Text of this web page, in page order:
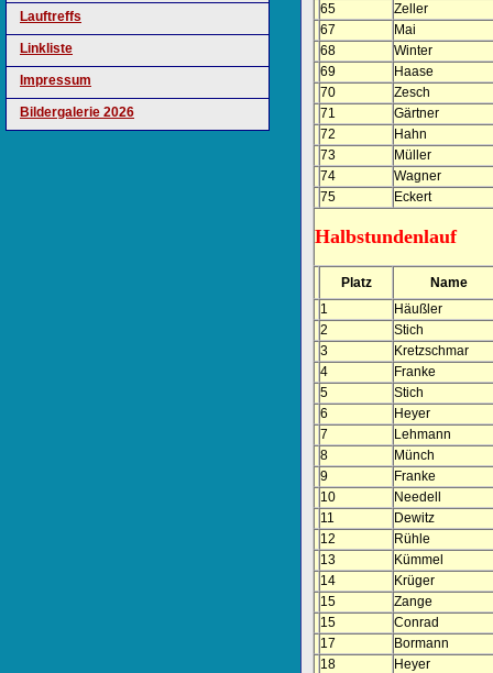
Lauftreffs
Linkliste
Impressum
Bildergalerie 2026
65
Zeller
67
Mai
68
Winter
69
Haase
70
Zesch
71
Gärtner
72
Hahn
73
Müller
74
Wagner
75
Eckert
Halbstundenlauf
Platz
Name
1
Häußler
2
Stich
3
Kretzschmar
4
Franke
5
Stich
6
Heyer
7
Lehmann
8
Münch
9
Franke
10
Needell
11
Dewitz
12
Rühle
13
Kümmel
14
Krüger
15
Zange
15
Conrad
17
Bormann
18
Heyer